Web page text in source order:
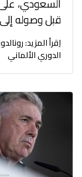
قبل وصوله إلى
اِقرأ المزيد:
الدوري الألماني